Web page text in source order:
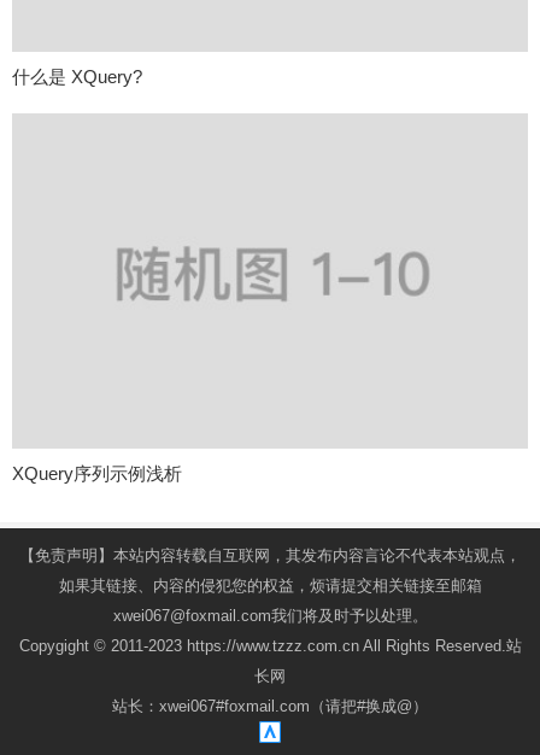
什么是 XQuery?
XQuery序列示例浅析
【免责声明】本站内容转载自互联网，其发布内容言论不代表本站观点，
如果其链接、内容的侵犯您的权益，烦请提交相关链接至邮箱
xwei067@foxmail.com我们将及时予以处理。
Copygight © 2011-2023 https://www.tzzz.com.cn All Rights Reserved.站
长网
站长：xwei067#foxmail.com（请把#换成@）